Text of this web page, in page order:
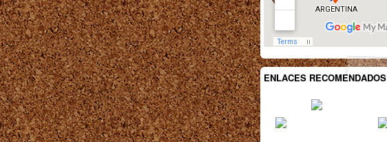
ENLACES RECOMENDADOS